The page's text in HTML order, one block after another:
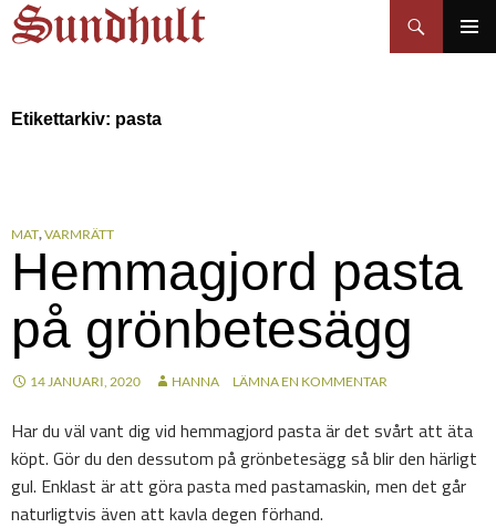
Hoppa
till
Sundhults blogg
Sök
Etikettarkiv: pasta
MAT,VARMRÄTT
Hemmagjord pasta
på grönbetesägg
14 JANUARI, 2020 HANNA LÄMNA EN KOMMENTAR
Har du väl vant dig vid hemmagjord pasta är det svårt att äta
köpt. Gör du den dessutom på grönbetesägg så blir den härligt
gul. Enklast är att göra pasta med pastamaskin, men det går
naturligtvis även att kavla degen förhand.